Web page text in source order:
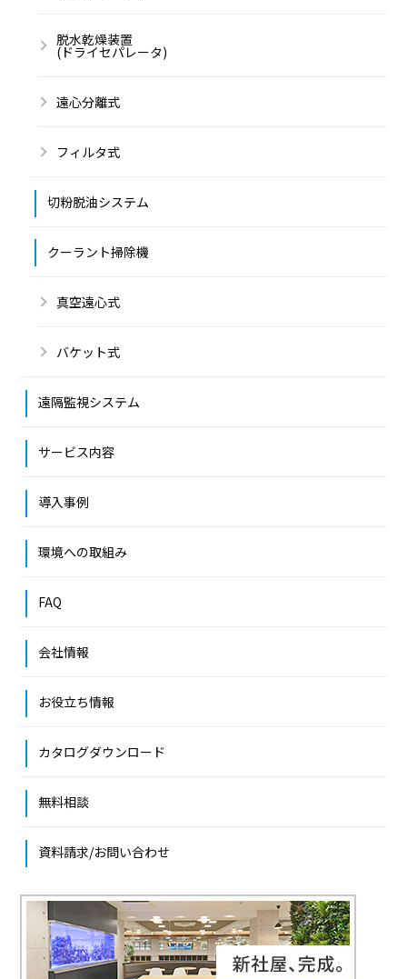
脱水乾燥装置
(ドライセパレータ)
遠心分離式
フィルタ式
切粉脱油システム
クーラント掃除機
真空遠心式
バケット式
遠隔監視システム
サービス内容
導入事例
環境への取組み
FAQ
会社情報
お役立ち情報
カタログダウンロード
無料相談
資料請求/お問い合わせ